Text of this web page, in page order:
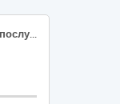
ДК 021:2015 код 66510000-8 Страхові послуги (Обов'язкове страхування цивільно-правової відповідальності власників наземних транспортних засобів)